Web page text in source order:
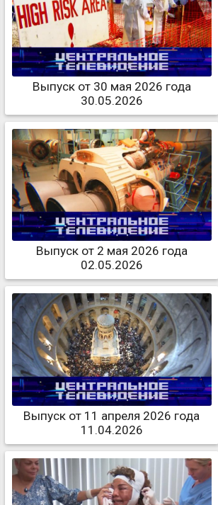
Выпуск от 30 мая 2026 года
30.05.2026
Выпуск от 2 мая 2026 года
02.05.2026
Выпуск от 11 апреля 2026 года
11.04.2026